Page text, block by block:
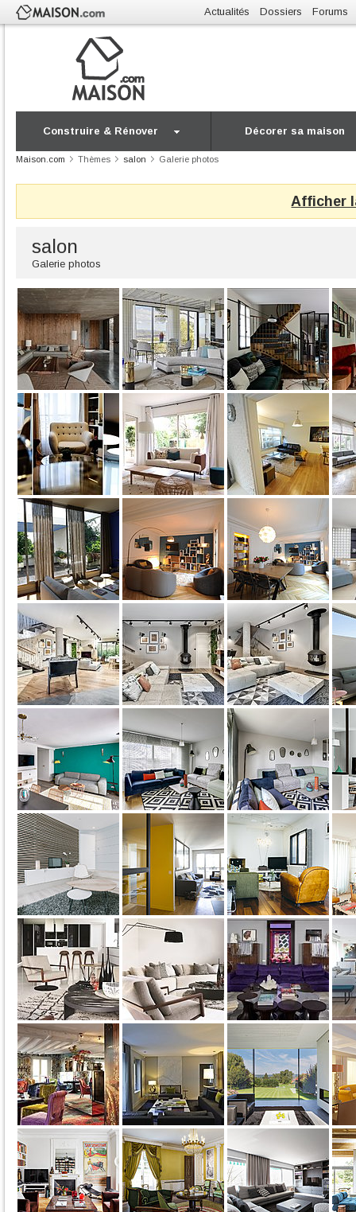
Actualités Dossiers Forums
Construire & Rénover Décorer sa maison
Maison.com Thèmes salon Galerie photos
Afficher
salon
Galerie photos